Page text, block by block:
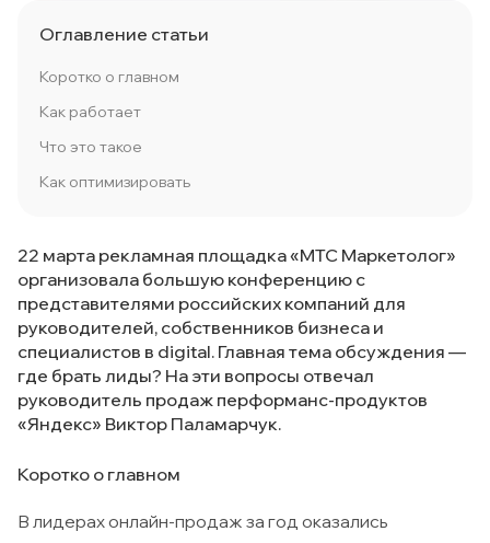
Оглавление статьи
Коротко о главном
Как работает
Что это такое
Как оптимизировать
22 марта рекламная площадка «МТС Маркетолог»
организовала большую конференцию с
представителями российских компаний для
руководителей, собственников бизнеса и
специалистов в digital. Главная тема обсуждения —
где брать лиды? На эти вопросы отвечал
руководитель продаж перформанс-продуктов
«Яндекс» Виктор Паламарчук.
Коротко о главном
В лидерах онлайн-продаж за год оказались